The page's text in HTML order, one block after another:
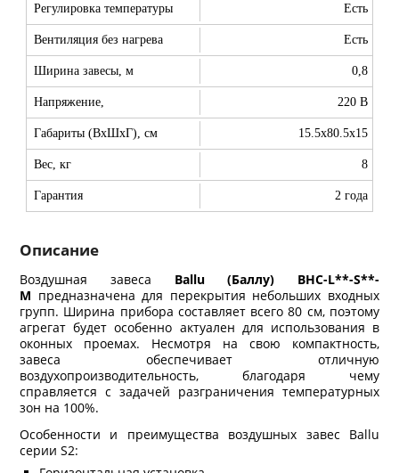
Регулировка температуры Есть
Вентиляция без нагрева Есть
Ширина завесы, м 0,8
Напряжение, 220 В
Габариты (ВхШхГ), см 15.5x80.5x15
Вес, кг 8
Гарантия 2 года
Описание
Воздушная завеса Ballu (Баллу) BHC-L**-S**-
M предназначена для перекрытия небольших входных
групп. Ширина прибора составляет всего 80 см, поэтому
агрегат будет особенно актуален для использования в
оконных проемах. Несмотря на свою компактность,
завеса обеспечивает отличную
воздухопроизводительность, благодаря чему
справляется с задачей разграничения температурных
зон на 100%.
Особенности и преимущества воздушных завес Ballu
серии S2: